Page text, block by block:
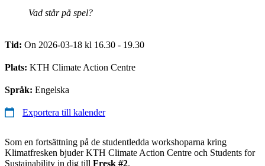
Vad står på spel?
Tid: On 2026-03-18 kl 16.30 - 19.30
Plats: KTH Climate Action Centre
Språk: Engelska
Exportera till kalender
Som en fortsättning på de studentledda workshoparna kring
Klimatfresken bjuder KTH Climate Action Centre och Students for
Sustainability in dig till Fresk #2.